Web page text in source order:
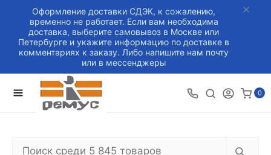
Оформление доставки СДЭК, к сожалению,
временно не работает. Если вам необходима
доставка, выберите самовывоз в Москве или
Петербурге и укажите информацию по доставке в
комментариях к заказу. Либо напишите нам почту
или в мессенджеры
0